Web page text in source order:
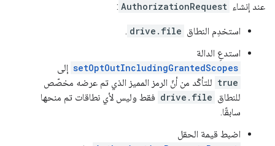
عند إنشاء AuthorizationRequest
:
استخدِم النطاق drive.file
.
استدعِ الدالة
setOptOutIncludingGrantedScopes إلى
true للتأكّد من أنّ الرمز المميز الذي تم عرضه مخصّص
للنطاق drive.file فقط وليس لأي نطاقات تم منحها
سابقًا.
اضبط قيمة الحقل